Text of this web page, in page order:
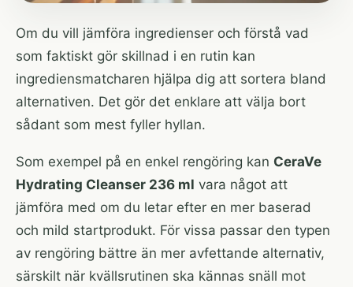
Om du vill jämföra ingredienser och förstå vad
som faktiskt gör skillnad i en rutin kan
ingrediensmatcharen hjälpa dig att sortera bland
alternativen. Det gör det enklare att välja bort
sådant som mest fyller hyllan.
Som exempel på en enkel rengöring kan CeraVe
Hydrating Cleanser 236 ml vara något att
jämföra med om du letar efter en mer baserad
och mild startprodukt. För vissa passar den typen
av rengöring bättre än mer avfettande alternativ,
särskilt när kvällsrutinen ska kännas snäll mot